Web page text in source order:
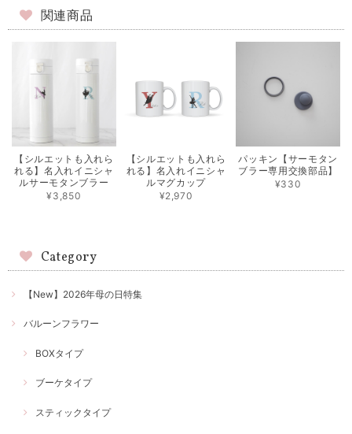
関連商品
【シルエットも入れら
れる】名入れイニシャ
ルサーモタンブラー
¥3,850
【シルエットも入れら
れる】名入れイニシャ
ルマグカップ
¥2,970
パッキン【サーモタン
ブラー専用交換部品】
¥330
Category
【New】2026年母の日特集
バルーンフラワー
BOXタイプ
ブーケタイプ
スティックタイプ